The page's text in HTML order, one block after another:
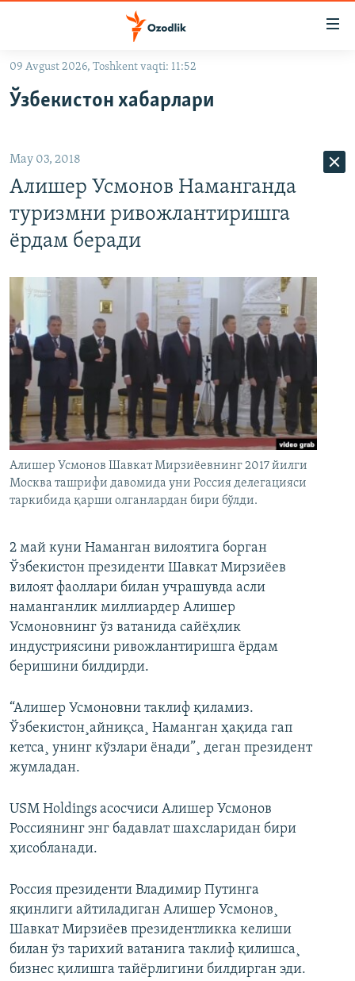
Асосий
Қидиришга
ўтинг
OZODLIK SURISHTIRUVLARI
На русском
ИЖТИМОИЙ ТАРМОҚЛАР
Озодлик бошқа тилларда
09 Avgust 2026, Toshkent vaqti: 11:52
Ўзбекистон хабарлари
May 03, 2018
Алишер Усмонов Наманганда
туризмни ривожлантиришга
ëрдам беради
Алишер Усмонов Шавкат Мирзиëевнинг 2017 йилги
Москва ташрифи давомида уни Россия делегацияси
таркибида қарши олганлардан бири бўлди.
2 май куни Наманган вилоятига борган
Ўзбекистон президенти Шавкат Мирзиëев
вилоят фаоллари билан учрашувда асли
наманганлик миллиардер Алишер
Усмоновнинг ўз ватанида сайëҳлик
индустриясини ривожлантиришга ëрдам
беришини билдирди.
“Алишер Усмоновни таклиф қиламиз.
Ўзбекистон¸айниқса¸ Наманган ҳақида гап
кетса¸ унинг кўзлари ëнади”¸ деган президент
жумладан.
USM Holdings асосчиси Алишер Усмонов
Россиянинг энг бадавлат шахсларидан бири
ҳисобланади.
Россия президенти Владимир Путинга
яқинлиги айтиладиган Алишер Усмонов¸
Шавкат Мирзиëев президентликка келиши
билан ўз тарихий ватанига таклиф қилишса¸
бизнес қилишга тайëрлигини билдирган эди.